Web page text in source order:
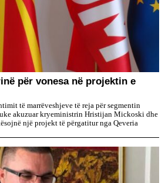
për vonesa në projektin e
të marrëveshjeve të reja për segmentin
akuzuar kryeministrin Hristijan Mickoski dhe
një projekt të përgatitur nga Qeveria